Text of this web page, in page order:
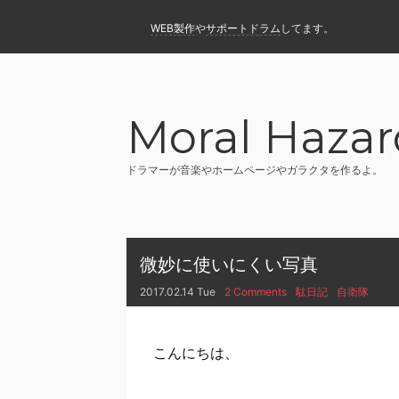
WEB製作やサポートドラム してます。
Moral
ドラマーが音楽やホームページやガラクタを作るよ。
微妙に使いにくい写真
2017.02.14 Tue 2 Comments 駄日記 自衛隊
こんにちは、